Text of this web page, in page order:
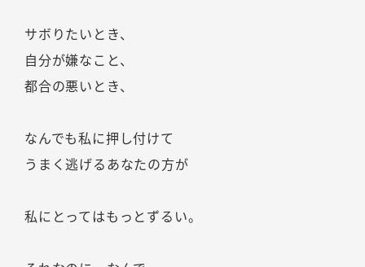
サボりたいとき、
自分が嫌なこと、
都合の悪いとき、
なんでも私に押し付けて
うまく逃げるあなたの方が
私にとってはもっとずるい。